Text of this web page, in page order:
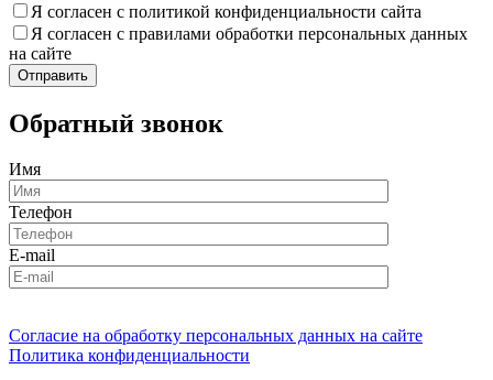
Я согласен с политикой конфиденциальности сайта
Я согласен с правилами обработки персональных данных
на сайте
Обратный звонок
Имя
Телефон
E-mail
Согласие на обработку персональных данных на сайте
Политика конфиденциальности